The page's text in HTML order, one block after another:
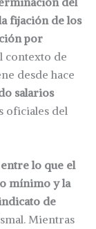
fijación de los
por
contexto de
desde hace
salarios
oficiales del
lo que el
mínimo y la
de
Mientras